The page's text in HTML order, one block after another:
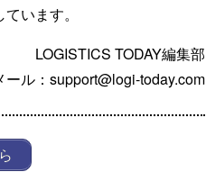
います。
LOGISTICS TODAY編集部
ール：support@logi-today.com